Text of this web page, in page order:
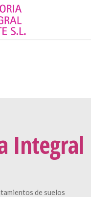
Integral
de suelos